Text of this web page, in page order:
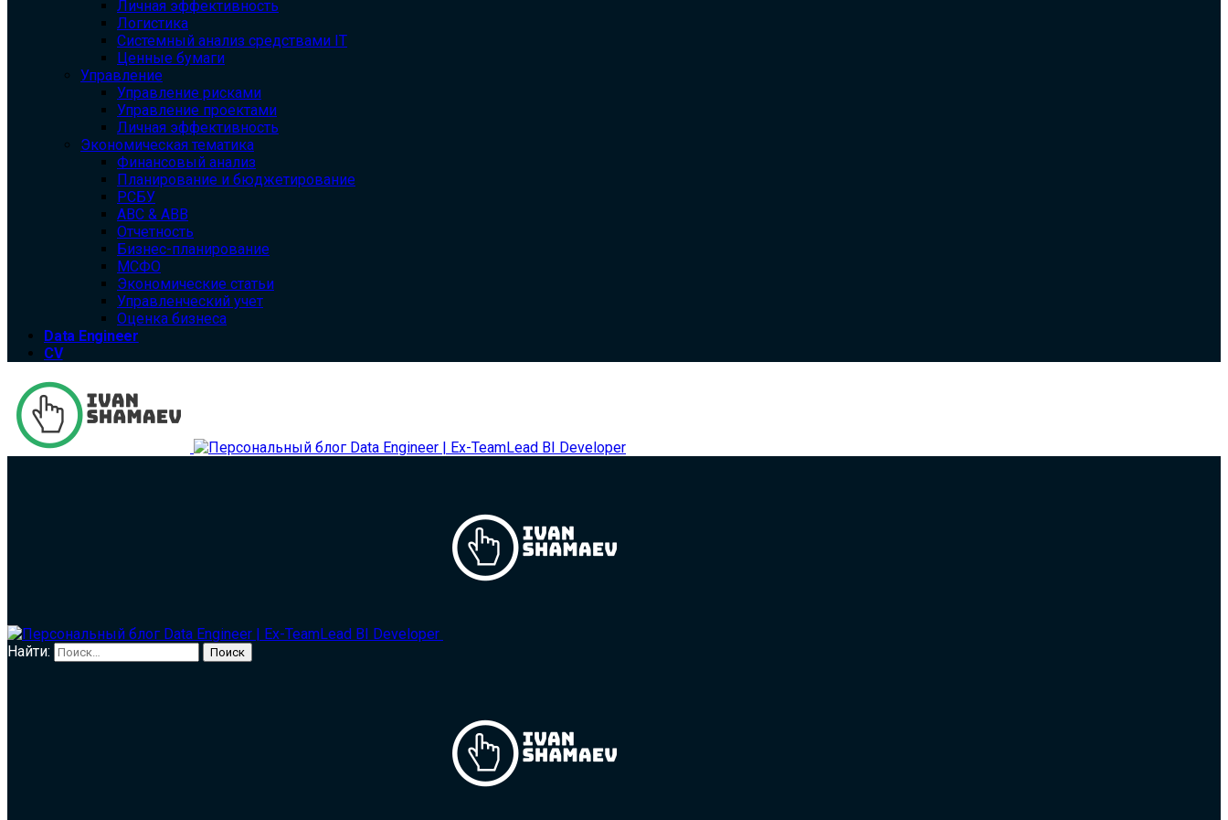
Личная эффективность
Логистика
Системный анализ средствами IT
Ценные бумаги
Управление
Управление рисками
Управление проектами
Личная эффективность
Экономическая тематика
Финансовый анализ
Планирование и бюджетирование
РСБУ
ABC & ABB
Отчетность
Бизнес-планирование
МСФО
Экономические статьи
Управленческий учет
Оценка бизнеса
Data Engineer
CV
Найти: